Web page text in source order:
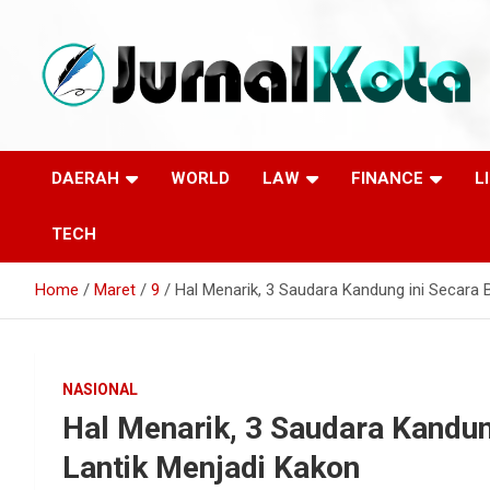
content
JURNALKOTA.NET
DAERAH WORLD LAW FINANCE
TECH
Home Maret 9 Hal Menarik, 3 Saudara Kandung ini
NASIONAL
Hal Menarik, 3 Saudara
Lantik Menjadi Kakon